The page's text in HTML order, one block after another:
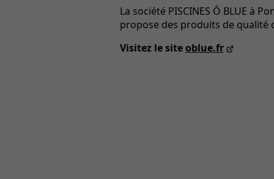
La société PISCINES Ô BLUE à
propose des produits de qualité
Visitez le siteoblue.fr